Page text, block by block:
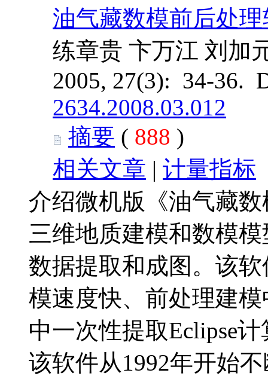
油气藏数模前后处
练章贵 卞万江 刘加
2005, 27(3): 34-36.
2634.2008.03.012
摘要 ( 888 )
相关文章 | 计量指标
介绍微机版《油气藏
三维地质建模和数模
数据提取和成图。该
模速度快、前处理建
中一次性提取Eclipse
该软件从1992年开始